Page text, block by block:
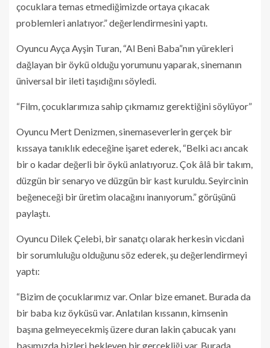
çocuklara temas etmediğimizde ortaya çıkacak
problemleri anlatıyor.” değerlendirmesini yaptı.
Oyuncu Ayça Ayşin Turan, “Al Beni Baba”nın yürekleri
dağlayan bir öykü olduğu yorumunu yaparak, sinemanın
üniversal bir ileti taşıdığını söyledi.
“Film, çocuklarımıza sahip çıkmamız gerektiğini söylüyor”
Oyuncu Mert Denizmen, sinemaseverlerin gerçek bir
kıssaya tanıklık edeceğine işaret ederek, “Belki acı ancak
bir o kadar değerli bir öykü anlatıyoruz. Çok âlâ bir takım,
düzgün bir senaryo ve düzgün bir kast kuruldu. Seyircinin
beğeneceği bir üretim olacağını inanıyorum.” görüşünü
paylaştı.
Oyuncu Dilek Çelebi, bir sanatçı olarak herkesin vicdani
bir sorumluluğu olduğunu söz ederek, şu değerlendirmeyi
yaptı:
“Bizim de çocuklarımız var. Onlar bize emanet. Burada da
bir baba kız öyküsü var. Anlatılan kıssanın, kimsenin
başına gelmeyecekmiş üzere duran lakin çabucak yanı
başımızda bizleri bekleyen bir gerçekliği var. Burada